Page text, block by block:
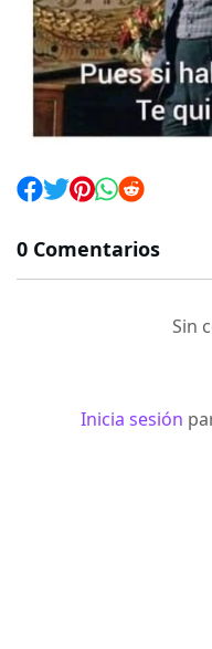
0 Comentarios
Sin
Inicia sesión